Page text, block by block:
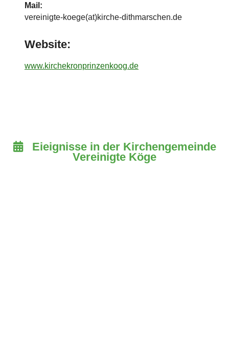
Mail:
vereinigte-koege(at)kirche-dithmarschen.de
Website:
www.kirchekronprinzenkoog.de
Eieignisse in der Kirchengemeinde
Vereinigte Köge